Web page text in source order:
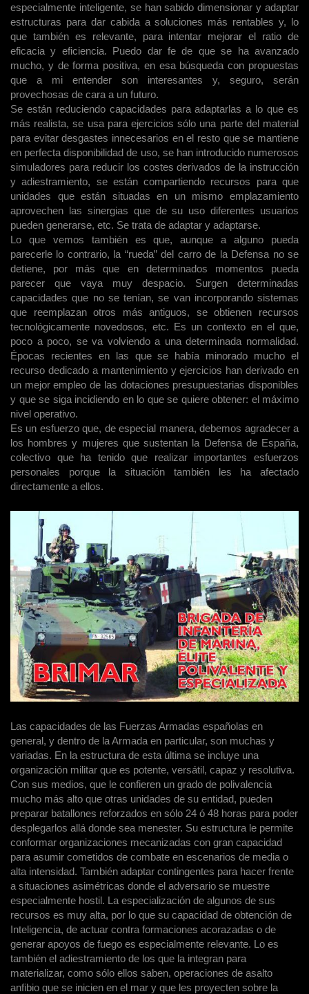
especialmente inteligente, se han sabido dimensionar y adaptar
estructuras para dar cabida a soluciones más rentables y, lo
que también es relevante, para intentar mejorar el ratio de
eficacia y eficiencia. Puedo dar fe de que se ha avanzado
mucho, y de forma positiva, en esa búsqueda con propuestas
que a mi entender son interesantes y, seguro, serán
provechosas de cara a un futuro.
Se están reduciendo capacidades para adaptarlas a lo que es
más realista, se usa para ejercicios sólo una parte del material
para evitar desgastes innecesarios en el resto que se mantiene
en perfecta disponibilidad de uso, se han introducido numerosos
simuladores para reducir los costes derivados de la instrucción
y adiestramiento, se están compartiendo recursos para que
unidades que están situadas en un mismo emplazamiento
aprovechen las sinergias que de su uso diferentes usuarios
pueden generarse, etc. Se trata de adaptar y adaptarse.
Lo que vemos también es que, aunque a alguno pueda
parecerle lo contrario, la “rueda” del carro de la Defensa no se
detiene, por más que en determinados momentos pueda
parecer que vaya muy despacio. Surgen determinadas
capacidades que no se tenían, se van incorporando sistemas
que reemplazan otros más antiguos, se obtienen recursos
tecnológicamente novedosos, etc. Es un contexto en el que,
poco a poco, se va volviendo a una determinada normalidad.
Épocas recientes en las que se había minorado mucho el
recurso dedicado a mantenimiento y ejercicios han derivado en
un mejor empleo de las dotaciones presupuestarias disponibles
y que se siga incidiendo en lo que se quiere obtener: el máximo
nivel operativo.
Es un esfuerzo que, de especial manera, debemos agradecer a
los hombres y mujeres que sustentan la Defensa de España,
colectivo que ha tenido que realizar importantes esfuerzos
personales porque la situación también les ha afectado
directamente a ellos.
Las capacidades de las Fuerzas Armadas españolas en
general, y dentro de la Armada en particular, son muchas y
variadas. En la estructura de esta última se incluye una
organización militar que es potente, versátil, capaz y resolutiva.
Con sus medios, que le confieren un grado de polivalencia
mucho más alto que otras unidades de su entidad, pueden
preparar batallones reforzados en sólo 24 ó 48 horas para poder
desplegarlos allá donde sea menester. Su estructura le permite
conformar organizaciones mecanizadas con gran capacidad
para asumir cometidos de combate en escenarios de media o
alta intensidad. También adaptar contingentes para hacer frente
a situaciones asimétricas donde el adversario se muestre
especialmente hostil. La especialización de algunos de sus
recursos es muy alta, por lo que su capacidad de obtención de
Inteligencia, de actuar contra formaciones acorazadas o de
generar apoyos de fuego es especialmente relevante. Lo es
también el adiestramiento de los que la integran para
materializar, como sólo ellos saben, operaciones de asalto
anfibio que se inicien en el mar y que les proyecten sobre la